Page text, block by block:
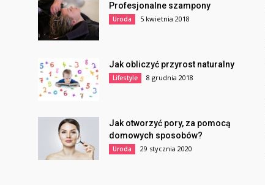
Profesjonalne szampony
Uroda 5 kwietnia 2018
Jak obliczyć przyrost naturalny
Lifestyle 8 grudnia 2018
Jak otworzyć pory, za pomocą
domowych sposobów?
Uroda 29 stycznia 2020